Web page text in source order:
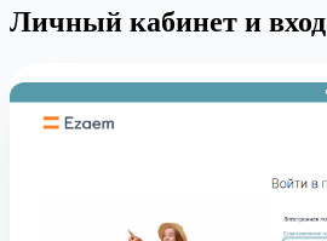
Личный кабинет и вход